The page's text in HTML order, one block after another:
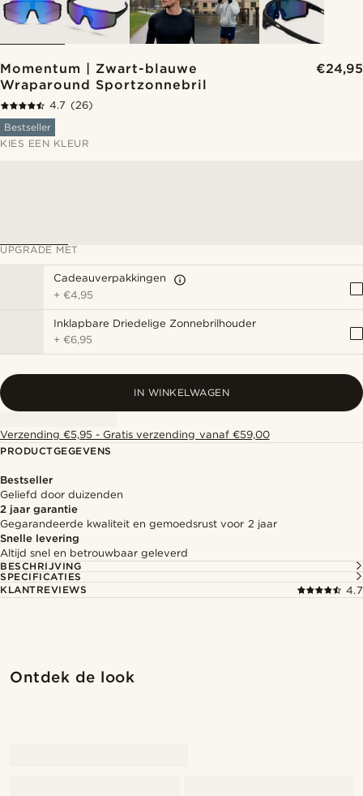
Momentum | Zwart-blauwe
Wraparound Sportzonnebril
€24,95
4.7 (26)
Bestseller
KIES EEN KLEUR
UPGRADE MET
Cadeauverpakkingen
+€4,95
Inklapbare Driedelige Zonnebrilhouder
+€6,95
IN WINKELWAGEN
Verzending €5,95 - Gratis verzending vanaf €59,00
PRODUCTGEGEVENS
Bestseller
Geliefd door duizenden
2 jaar garantie
Gegarandeerde kwaliteit en gemoedsrust voor 2 jaar
Snelle levering
Altijd snel en betrouwbaar geleverd
BESCHRIJVING
SPECIFICATIES
KLANTREVIEWS
4.7
Ontdek de look